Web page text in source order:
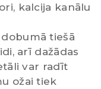
kalcija kanālu
tiešā
arī dažādas
var radīt
ožai tiek